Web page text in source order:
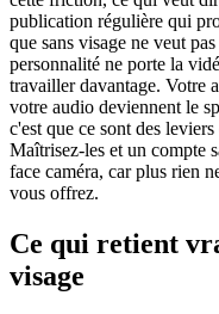
publication régulière qui
que sans visage ne veut
personnalité ne porte la
travailler davantage. Votre
votre audio deviennent le
c'est que ce sont des
Maîtrisez-les et un compte
face caméra, car plus rien
vous offrez.
Ce qui retient
visage